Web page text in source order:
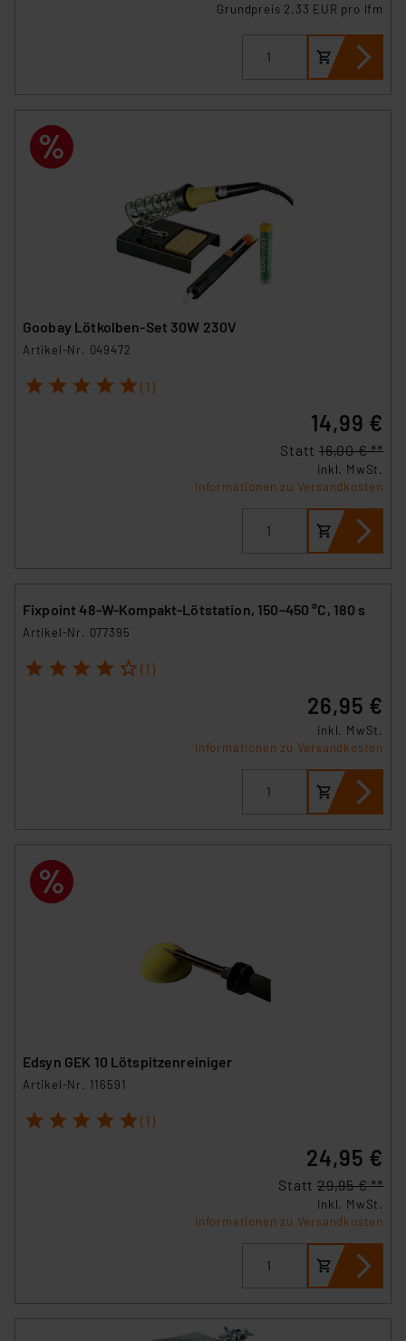
Grundpreis 2.33 EUR pro lfm
Goobay Lötkolben-Set 30W 230V
Artikel-Nr. 049472
1 2 3 4 5 (1)
14,99 €
Statt 16,00 € **
inkl. MwSt.
Informationen zu Versandkosten
Fixpoint 48-W-Kompakt-Lötstation, 150–450 °C, 180 s
Artikel-Nr. 077395
1 2 3 4 5 (1)
26,95 €
inkl. MwSt.
Informationen zu Versandkosten
Edsyn GEK 10 Lötspitzenreiniger
Artikel-Nr. 116591
1 2 3 4 5 (1)
24,95 €
Statt 29,95 € **
inkl. MwSt.
Informationen zu Versandkosten